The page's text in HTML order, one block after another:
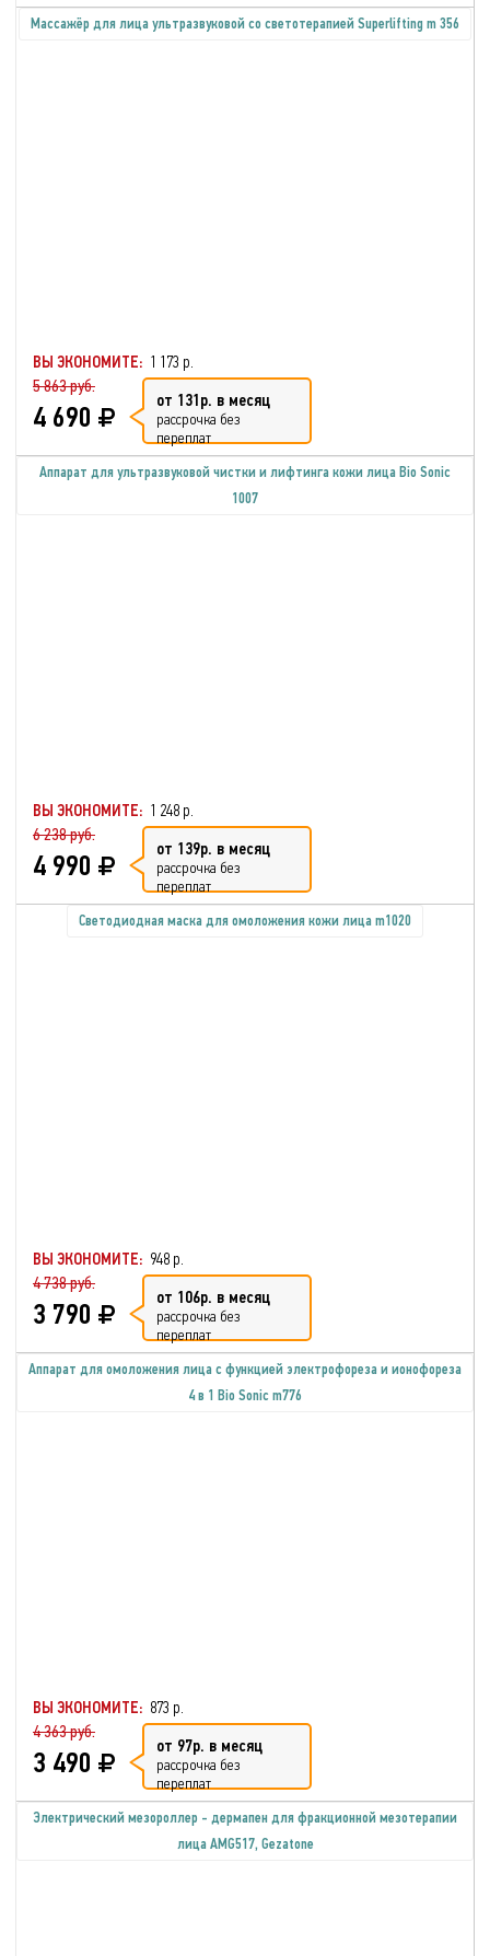
Массажёр для лица ультразвуковой со светотерапией Superlifting m 356
ВЫ ЭКОНОМИТЕ: 1 173 р.
5 863 руб.
4 690 от 131р. в месяц
рассрочка без
переплат
Аппарат для ультразвуковой чистки и лифтинга кожи лица Bio Sonic
1007
ВЫ ЭКОНОМИТЕ: 1 248 р.
6 238 руб.
4 990 от 139р. в месяц
рассрочка без
переплат
Светодиодная маска для омоложения кожи лица m1020
ВЫ ЭКОНОМИТЕ: 948 р.
4 738 руб.
3 790 от 106р. в месяц
рассрочка без
переплат
Аппарат для омоложения лица с функцией электрофореза и ионофореза
4 в 1 Bio Sonic m776
ВЫ ЭКОНОМИТЕ: 873 р.
4 363 руб.
3 490 от 97р. в месяц
рассрочка без
переплат
Электрический мезороллер - дермапен для фракционной мезотерапии
лица AMG517, Gezatone